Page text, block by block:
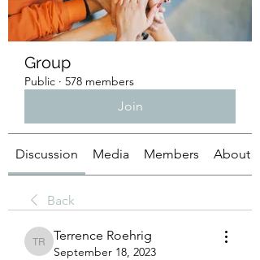
Group
Public · 578 members
Join
Discussion Media Members About
Back
Terrence Roehrig
Terrence Roehrig
September 18, 2023